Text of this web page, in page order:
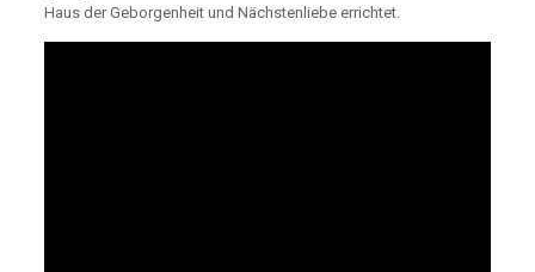
Haus der Geborgenheit und Nächstenliebe errichtet.